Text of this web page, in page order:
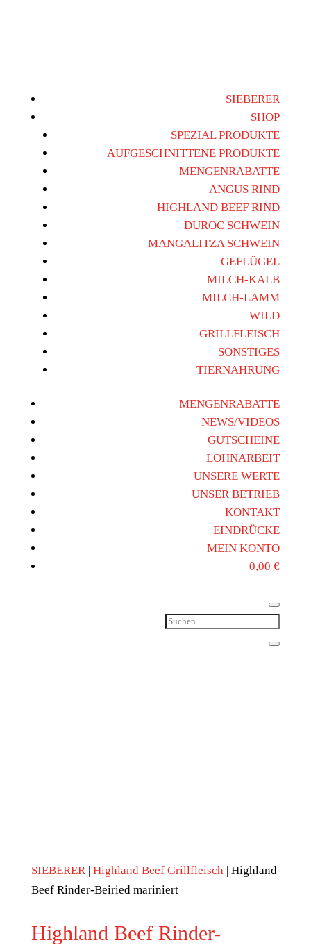
SIEBERER
SHOP
SPEZIAL PRODUKTE
AUFGESCHNITTENE PRODUKTE
MENGENRABATTE
ANGUS RIND
HIGHLAND BEEF RIND
DUROC SCHWEIN
MANGALITZA SCHWEIN
GEFLÜGEL
MILCH-KALB
MILCH-LAMM
WILD
GRILLFLEISCH
SONSTIGES
TIERNAHRUNG
MENGENRABATTE
NEWS/VIDEOS
GUTSCHEINE
LOHNARBEIT
UNSERE WERTE
UNSER BETRIEB
KONTAKT
EINDRÜCKE
MEIN KONTO
0,00€
SIEBERER| Highland Beef Grillfleisch| Highland
Beef Rinder-Beiried mariniert
Highland Beef Rinder-